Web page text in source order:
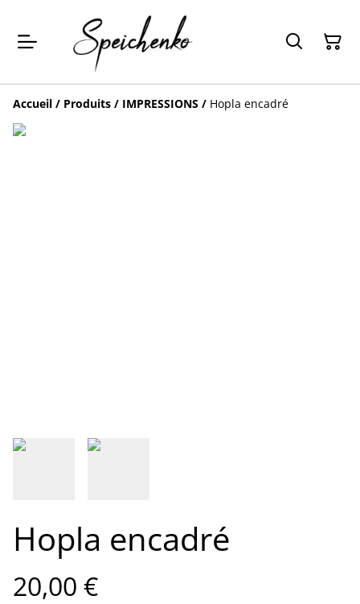
Accueil / Produits / IMPRESSIONS / Hopla encadré
Hopla encadré
20,00 €